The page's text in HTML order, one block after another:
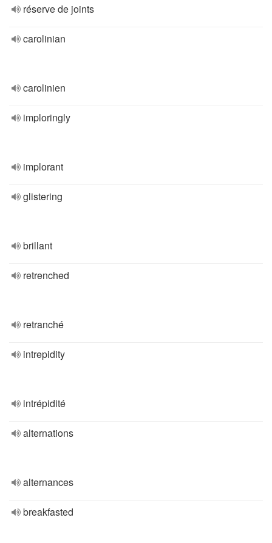
réserve de joints
carolinian
carolinien
imploringly
implorant
glistering
brillant
retrenched
retranché
intrepidity
intrépidité
alternations
alternances
breakfasted